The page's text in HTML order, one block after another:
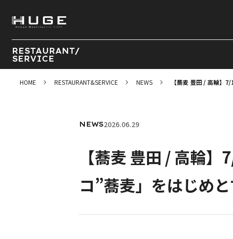
RESTAURANT/
SERVICE
HOME RESTAURANT&SERVICE NEWS 【蕎麦 豊田 / 高輪】
NEWS2026.06.29
【蕎麦 豊田 / 高輪
コ”蕎麦」をはじめ